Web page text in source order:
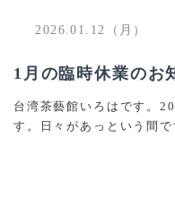
2026.01.12（月）
1月の臨時休業のお
台湾茶藝館いろはです。
す。日々があっという間